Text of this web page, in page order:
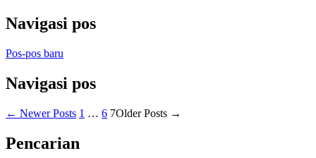
Navigasi pos
Pos-pos baru
Navigasi pos
← NewerPosts 1 … 6 7OlderPosts →
Pencarian